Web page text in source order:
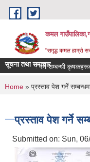
Skip to main content
कमल
"समृद्ध कमल हाम्रो
सूचना तथा समाचार
बाली बीमा गर्ने सम्बन्धी
You are here
Home » प्रस्ताव पेश गर्ने
प्रस्ताव पेश गर्ने
Submitted on: Sun,